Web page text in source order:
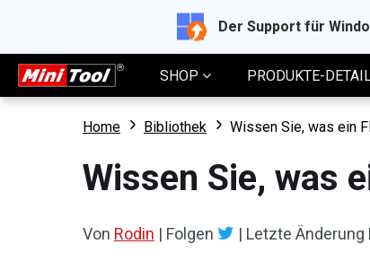
Der Support für
SHOP PRODUKTE-
Home Bibliothek Wissen Sie, was ein
Wissen Sie, was
Von Rodin | Folgen | Letzte Änderung